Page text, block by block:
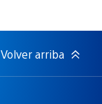
Volver arriba